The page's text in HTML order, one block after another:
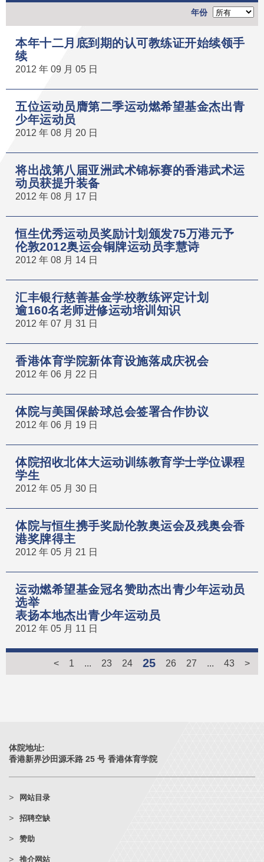
年份
本年十二月底到期的认可教练证开始续领手
续
2012 年 09 月 05 日
五位运动员膺第二季运动燃希望基金杰出青
少年运动员
2012 年 08 月 20 日
将出战第八届亚洲武术锦标赛的香港武术运
动员获提升装备
2012 年 08 月 17 日
恒生优秀运动员奖励计划颁发75万港元予
伦敦2012奥运会铜牌运动员李慧诗
2012 年 08 月 14 日
汇丰银行慈善基金学校教练评定计划
逾160名老师进修运动培训知识
2012 年 07 月 31 日
香港体育学院新体育设施落成庆祝会
2012 年 06 月 22 日
体院与美国保龄球总会签署合作协议
2012 年 06 月 19 日
体院招收北体大运动训练教育学士学位课程
学生
2012 年 05 月 30 日
体院与恒生携手奖励伦敦奥运会及残奥会香
港奖牌得主
2012 年 05 月 21 日
运动燃希望基金冠名赞助杰出青少年运动员
选举
表扬本地杰出青少年运动员
2012 年 05 月 11 日
< 1 ... 23 24 25 26 27 ... 43 >
体院地址:
香港新界沙田源禾路 25 号 香港体育学院
网站目录
招聘空缺
赞助
推介网站